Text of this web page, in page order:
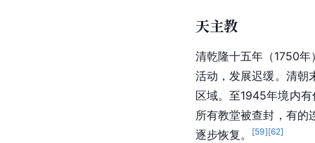
天主教
清乾隆十五年（1750年
活动，发展迟缓。清朝
区域。至1945年境内
所有教堂被查封，有的
逐步恢复。
[59][62]